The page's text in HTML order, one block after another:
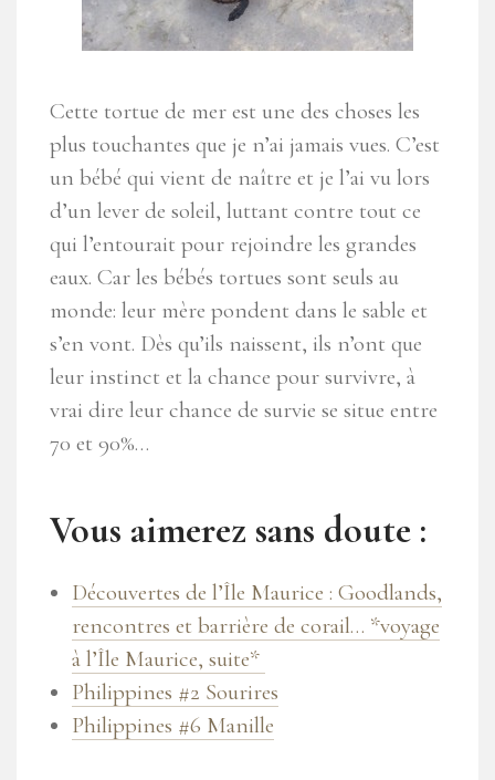
Cette tortue de mer est une des choses les
plus touchantes que je n’ai jamais vues. C’est
un bébé qui vient de naître et je l’ai vu lors
d’un lever de soleil, luttant contre tout ce
qui l’entourait pour rejoindre les grandes
eaux. Car les bébés tortues sont seuls au
monde: leur mère pondent dans le sable et
s’en vont. Dès qu’ils naissent, ils n’ont que
leur instinct et la chance pour survivre, à
vrai dire leur chance de survie se situe entre
70 et 90%…
Vous aimerez sans doute :
Découvertes de l’Île Maurice : Goodlands,
rencontres et barrière de corail… *voyage
à l’Île Maurice, suite*
Philippines #2 Sourires
Philippines #6 Manille